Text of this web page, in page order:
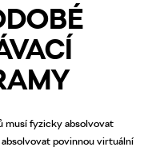
musí fyzicky absolvovat
povinnou virtuální